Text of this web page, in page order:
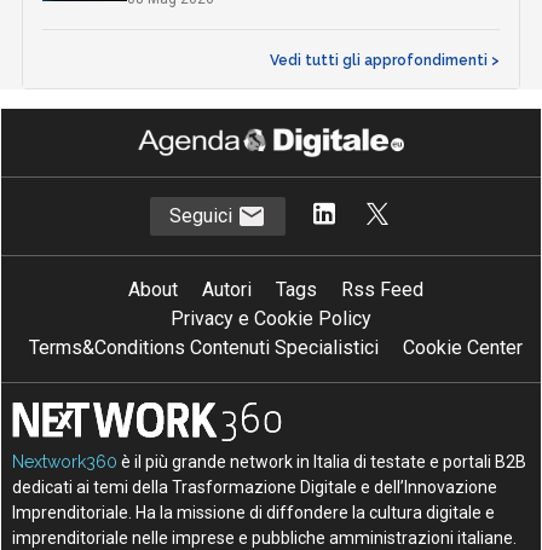
Vedi tutti gli approfondimenti >
Seguici
About Autori Tags
Rss Feed
Privacy e Cookie Policy
Terms&Conditions Contenuti Specialistici
Cookie Center
Nextwork360 è il più grande network in Italia di testate e portali B2B
dedicati ai temi della Trasformazione Digitale e dell’Innovazione
Imprenditoriale. Ha la missione di diffondere la cultura digitale e
imprenditoriale nelle imprese e pubbliche amministrazioni italiane.